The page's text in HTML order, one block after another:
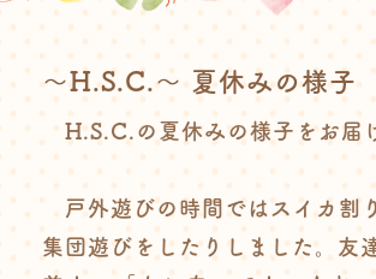
～H.S.C.～ 夏休みの様子
H.S.C.の夏休みの様子をお届
戸外遊びの時間ではスイカ割
集団遊びをしたりしました。友